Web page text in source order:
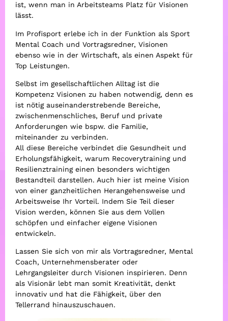
ist, wenn man in Arbeitsteams Platz für Visionen
lässt.
Im Profisport erlebe ich in der Funktion als Sport
Mental Coach und Vortragsredner, Visionen
ebenso wie in der Wirtschaft, als einen Aspekt für
Top Leistungen.
Selbst im gesellschaftlichen Alltag ist die
Kompetenz Visionen zu haben notwendig, denn es
ist nötig auseinanderstrebende Bereiche,
zwischenmenschliches, Beruf und private
Anforderungen wie bspw. die Familie,
miteinander zu verbinden.
All diese Bereiche verbindet die Gesundheit und
Erholungsfähigkeit, warum Recoverytraining und
Resilienztraining einen besonders wichtigen
Bestandteil darstellen. Auch hier ist meine Vision
von einer ganzheitlichen Herangehensweise und
Arbeitsweise Ihr Vorteil. Indem Sie Teil dieser
Vision werden, können Sie aus dem Vollen
schöpfen und einfacher eigene Visionen
entwickeln.
Lassen Sie sich von mir als Vortragsredner, Mental
Coach, Unternehmensberater oder
Lehrgangsleiter durch Visionen inspirieren. Denn
als Visionär lebt man somit Kreativität, denkt
innovativ und hat die Fähigkeit, über den
Tellerrand hinauszuschauen.